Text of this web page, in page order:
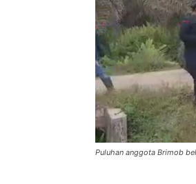
Puluhan anggota Brimob